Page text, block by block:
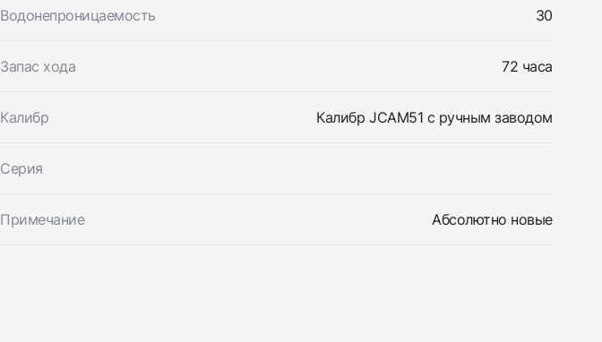
Водонепроницаемость 30
Запас хода 72 часа
Калибр Калибр JCAM51 с ручным заводом
Серия
Примечание Абсолютно новые